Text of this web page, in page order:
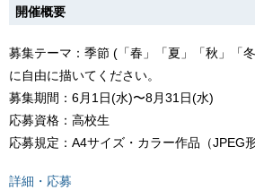
開催概要
募集テーマ：季節 (「春」「夏」「秋」「
に⾃由に描いてください。
募集期間：6⽉1⽇(⽔)〜8⽉31⽇(⽔)
応募資格：⾼校⽣
応募規定：A4サイズ・カラー作品（JPEG
詳細・応募